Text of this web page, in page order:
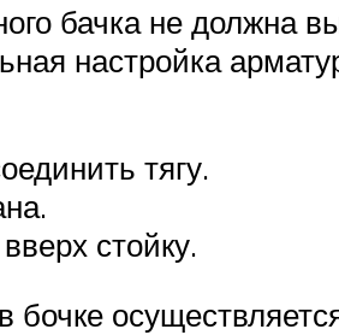
бачка не должна
настройка
тягу.
стойку.
бочке